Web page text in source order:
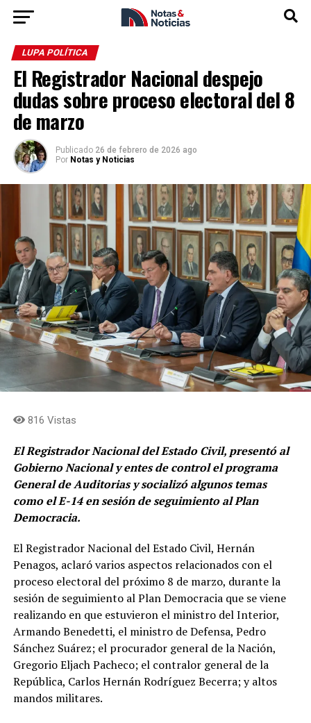
LUPA POLÍTICA
El Registrador Nacional despejo
dudas sobre proceso electoral del 8
de marzo
Publicado 26 de febrero de 2026 ago
Por Notas y Noticias
816 Vistas
El Registrador Nacional del Estado Civil, presentó al
Gobierno Nacional y entes de control el programa
General de Auditorias y socializó algunos temas
como el E-14 en sesión de seguimiento al Plan
Democracia.
El Registrador Nacional del Estado Civil, Hernán
Penagos, aclaró varios aspectos relacionados con el
proceso electoral del próximo 8 de marzo, durante la
sesión de seguimiento al Plan Democracia que se viene
realizando en que estuvieron el ministro del Interior,
Armando Benedetti, el ministro de Defensa, Pedro
Sánchez Suárez; el procurador general de la Nación,
Gregorio Eljach Pacheco; el contralor general de la
República, Carlos Hernán Rodríguez Becerra; y altos
mandos militares.